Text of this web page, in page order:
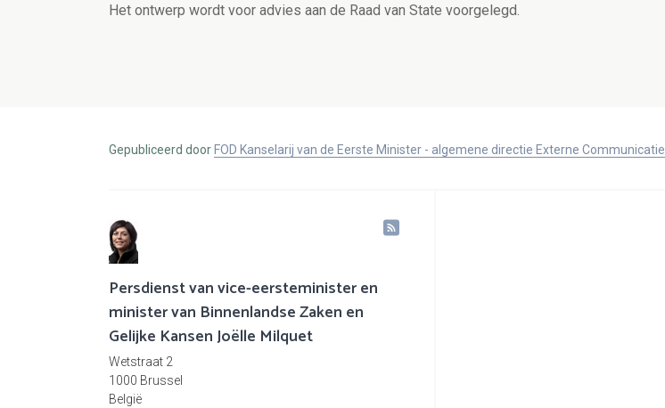
Het ontwerp wordt voor advies aan de Raad van State voorgelegd.
Gepubliceerd door FOD Kanselarij van de Eerste Minister - algemene directie Externe Communicatie
Persdienst van vice-eersteminister en
minister van Binnenlandse Zaken en
Gelijke Kansen Joëlle Milquet
Wetstraat 2
1000 Brussel
België